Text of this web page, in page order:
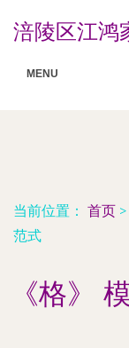
涪陵区江鸿
MENU
当前位置： 首页 >
范式
《格》